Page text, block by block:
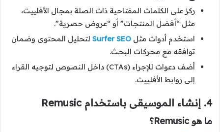
ركز على الكلمات المفتاحية ذات الصلة بمجال الأفلييت،
مثل “أفضل المنتجات” أو “عروض حصرية”.
استخدم أدوات مثل Surfer SEO لتحليل المحتوى وضمان
توافقه مع محركات البحث.
أضف دعوات للإجراء (CTAs) داخل النصوص لتوجيه القراء
إلى روابط الأفلييت.
4. إنشاء الموسيقى باستخدام Remusic
ما هو Remusic؟